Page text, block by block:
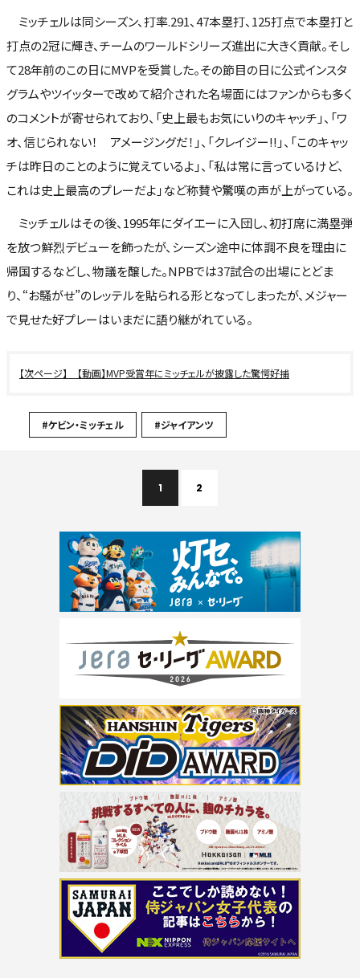
ミッチェルは同シーズン、打率.291、47本塁打、125打点で本塁打と
打点の2冠に輝き、チームのワールドシリーズ進出に大きく貢献。そし
て28年前のこの日にMVPを受賞した。その節目の日に公式インスタ
グラムやツイッターで改めて紹介された名場面にはファンからも多く
のコメントが寄せられており、「史上最もお気にいりのキャッチ」、「ワ
オ、信じられない！ アメージングだ！」、「クレイジー!!」、「このキャッ
チは昨日のことのように覚えているよ」、「私は常に言っているけど、
これは史上最高のプレーだよ」など称賛や驚嘆の声が上がっている。
ミッチェルはその後、1995年にダイエーに入団し、初打席に満塁弾
を放つ鮮烈デビューを飾ったが、シーズン途中に体調不良を理由に
帰国するなどし、物議を醸した。NPBでは37試合の出場にとどま
り、“お騒がせ”のレッテルを貼られる形となってしまったが、メジャー
で見せた好プレーはいまだに語り継がれている。
【動画】MVP受賞年にミッチェルが披露した驚愕好捕
#ケビン・ミッチェル #ジャイアンツ
1 2